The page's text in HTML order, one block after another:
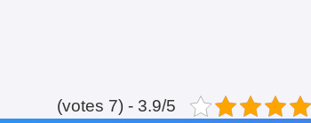
3.9/5 - (7 votes)